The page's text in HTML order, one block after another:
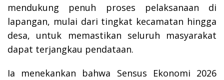
mendukung penuh proses pelaksanaan di
lapangan, mulai dari tingkat kecamatan hingga
desa, untuk memastikan seluruh masyarakat
dapat terjangkau pendataan.
Ia menekankan bahwa Sensus Ekonomi 2026